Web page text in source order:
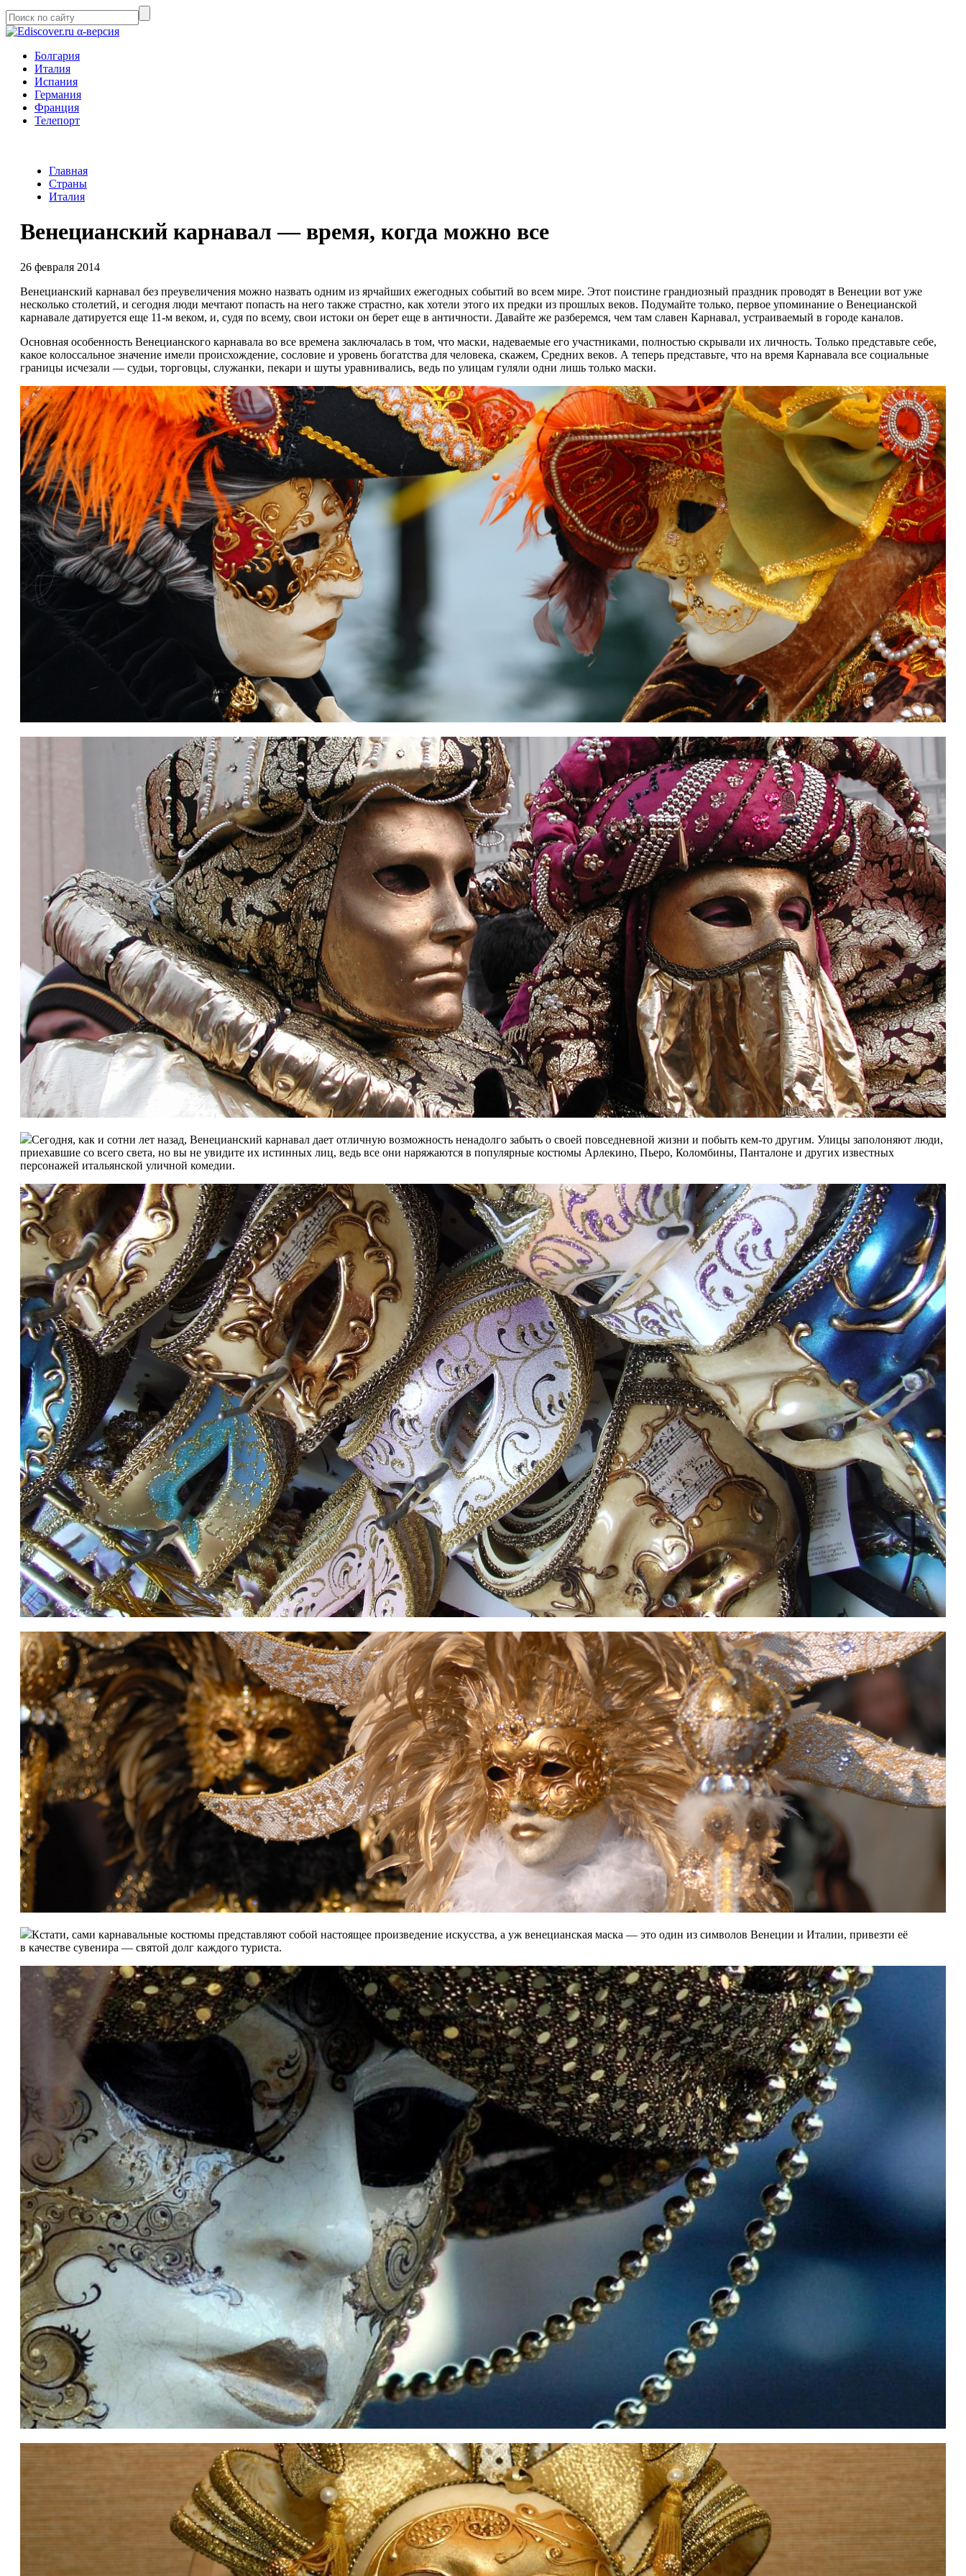
α-версия
Болгария
Италия
Испания
Германия
Франция
Телепорт
Главная
Страны
Италия
Венецианский карнавал — время, когда можно все
26 февраля 2014
Венецианский карнавал без преувеличения можно назвать одним из ярчайших ежегодных событий во всем мире. Этот поистине грандиозный праздник проводят в Венеции вот уже
несколько столетий, и сегодня люди мечтают попасть на него также страстно, как хотели этого их предки из прошлых веков. Подумайте только, первое упоминание о Венецианской
карнавале датируется еще 11-м веком, и, судя по всему, свои истоки он берет еще в античности. Давайте же разберемся, чем там славен Карнавал, устраиваемый в городе каналов.
Основная особенность Венецианского карнавала во все времена заключалась в том, что маски, надеваемые его участниками, полностью скрывали их личность. Только представьте себе,
какое колоссальное значение имели происхождение, сословие и уровень богатства для человека, скажем, Средних веков. А теперь представьте, что на время Карнавала все социальные
границы исчезали — судьи, торговцы, служанки, пекари и шуты уравнивались, ведь по улицам гуляли одни лишь только маски.
Сегодня, как и сотни лет назад, Венецианский карнавал дает отличную возможность ненадолго забыть о своей повседневной жизни и побыть кем-то другим. Улицы заполоняют люди,
приехавшие со всего света, но вы не увидите их истинных лиц, ведь все они наряжаются в популярные костюмы Арлекино, Пьеро, Коломбины, Панталоне и других известных
персонажей итальянской уличной комедии.
Кстати, сами карнавальные костюмы представляют собой настоящее произведение искусства, а уж венецианская маска — это один из символов Венеции и Италии, привезти её
в качестве сувенира — святой долг каждого туриста.